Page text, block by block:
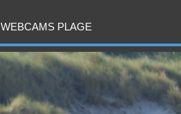
WEBCAMS PLAGE